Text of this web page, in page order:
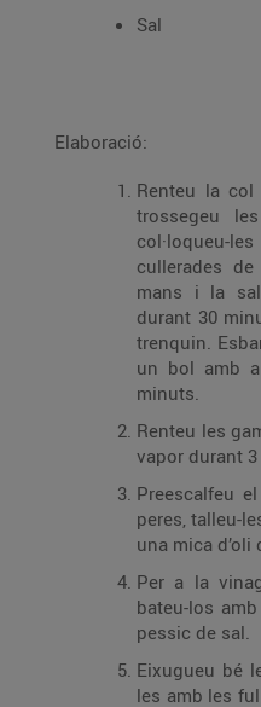
Sal
Elaboració:
Renteu la col
trossegeu les
col·loqueu-
cullerades de sal. Fregueu-
mans i la
durant 30 minuts perquè els filaments es
trenquin. Esbandiu-les i
un bol amb
minuts.
Renteu les
vapor durant
Preescalfeu
peres, talleu-les a grills i enforneu-
una mica
Per a la
bateu-los amb l’oli d’oliva, el
pessic de sal.
Eixugueu bé
les amb les fulles i els